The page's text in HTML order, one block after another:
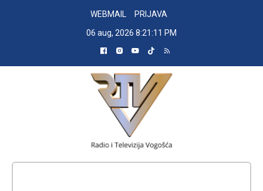
WEBMAIL
PRIJAVA
06 aug, 2026 8:21:12 PM